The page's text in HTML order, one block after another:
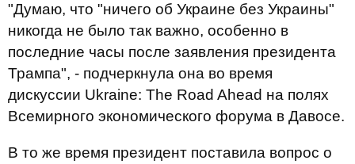
"Думаю, что "ничего об Украине без Украины"
никогда не было так важно, особенно в
последние часы после заявления президента
Трампа", - подчеркнула она во время
дискуссии Ukraine: The Road Ahead на полях
Всемирного экономического форума в Давосе.
В то же время президент поставила вопрос о